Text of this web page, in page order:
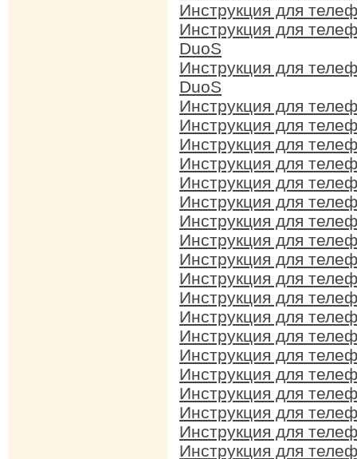
Инструкция для
Инструкция для
DuoS
Инструкция для
DuoS
Инструкция для
Инструкция для
Инструкция для
Инструкция для
Инструкция для
Инструкция для
Инструкция для
Инструкция для
Инструкция для
Инструкция для
Инструкция для
Инструкция для
Инструкция для
Инструкция для
Инструкция для
Инструкция для
Инструкция для
Инструкция для
Инструкция для